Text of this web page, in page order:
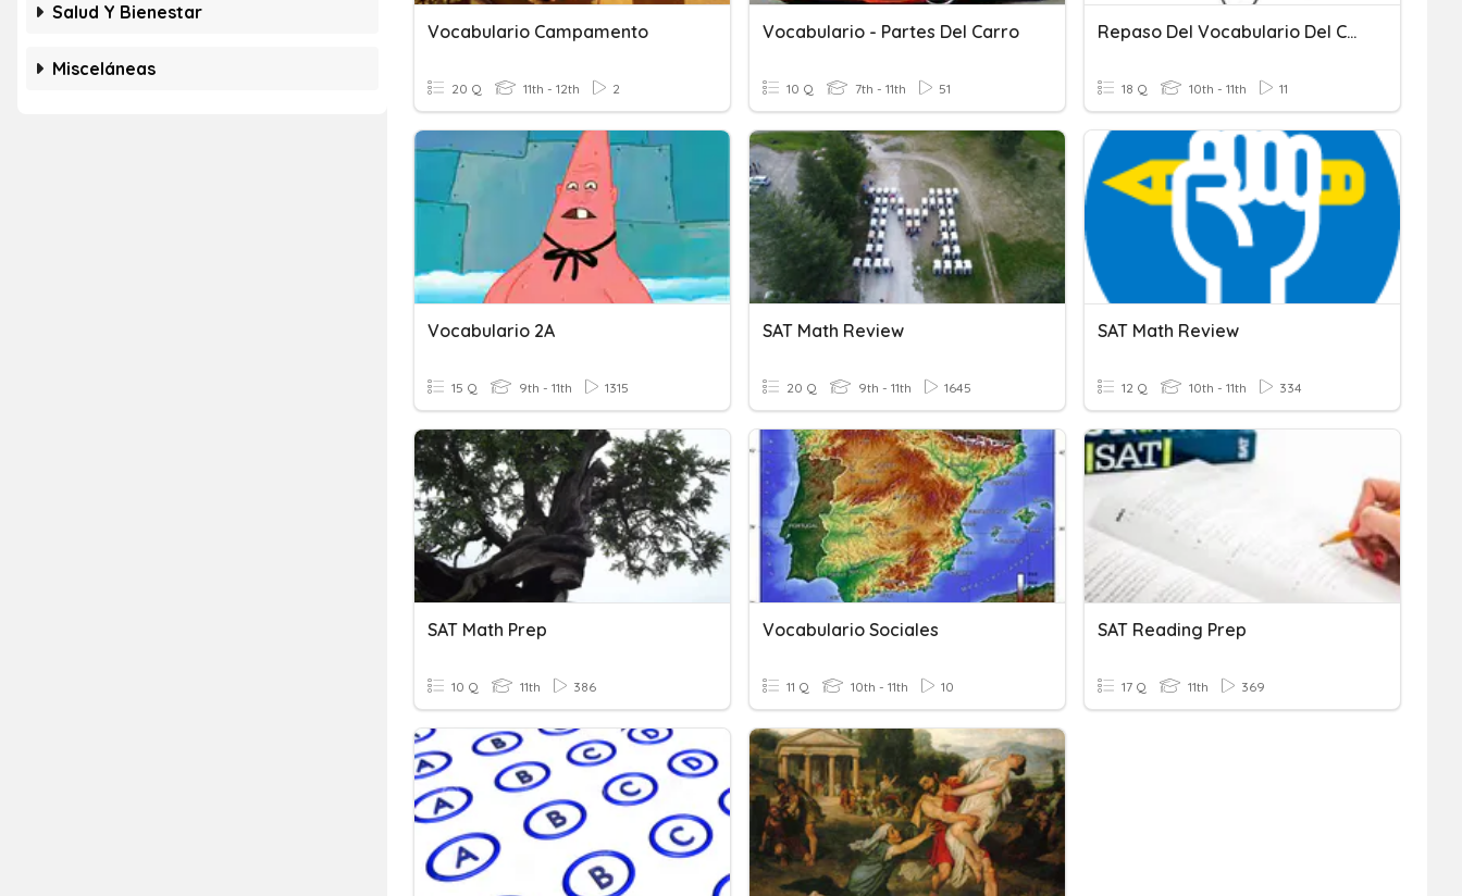
Salud Y Bienestar
Misceláneas
Vocabulario Campamento
20 Q 11th - 12th 2
Vocabulario - Partes Del Carro
10 Q 7th - 11th 51
Repaso Del Vocabulario Del Capitulo 2
18 Q 10th - 11th 11
Vocabulario 2A
15 Q 9th - 11th 1315
SAT Math Review
20 Q 9th - 11th 1645
SAT Math Review
12 Q 10th - 11th 334
SAT Math Prep
10 Q 11th 386
Vocabulario Sociales
11 Q 10th - 11th 10
SAT Reading Prep
17 Q 11th 369